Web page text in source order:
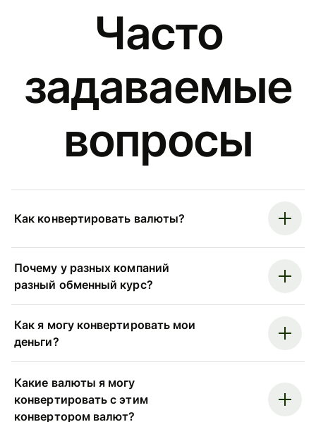
Часто
задаваемые
вопросы
Как конвертировать валюты?
Почему у разных компаний
разный обменный курс?
Как я могу конвертировать мои
деньги?
Какие валюты я могу
конвертировать с этим
конвертором валют?